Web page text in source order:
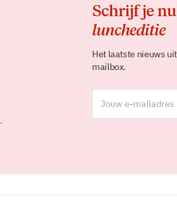
Schrijf je nu
luncheditie
Het laatste nieuws
mailbox.